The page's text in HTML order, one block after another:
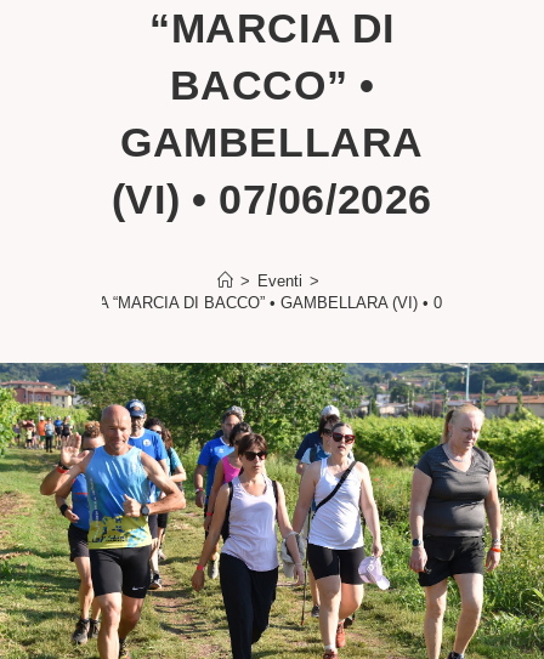
“MARCIA DI
BACCO” •
GAMBELLARA
(VI) • 07/06/2026
> Eventi >
4ª ANTICA “MARCIA DI BACCO” • GAMBELLARA (VI) • 07/06/2026